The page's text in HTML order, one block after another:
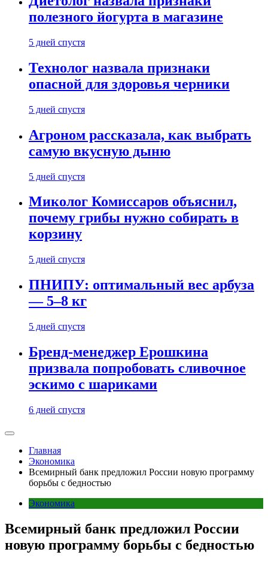
полезного йогурта в магазине
5 дней спустя
Технолог назвала признаки
опасной для здоровья черники
5 дней спустя
Агроном рассказала, как выбрать
самую вкусную дыню
5 дней спустя
Миколог Комиссаров объяснил,
почему грибы нужно собирать в
корзину
5 дней спустя
ПНИПУ: оптимальный вес арбуза
— 5–8 кг
5 дней спустя
Бренд-менеджер Ерошкина
призвала попробовать сливочное
эскимо с шариками
6 дней спустя
Главная
Экономика
Всемирный банк предложил России новую программу
борьбы с бедностью
Экономика
Всемирный банк предложил России
новую программу борьбы с бедностью